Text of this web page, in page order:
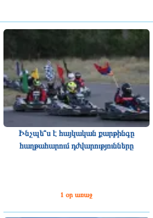
Ինչպե՞ս է հայկական քարթինգը
հաղթահարում դժվարությունները
1 օր առաջ